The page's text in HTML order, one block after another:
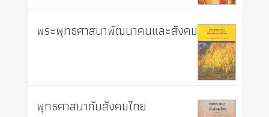
พระพุทธศาสนาพัฒนาคนและสังคม
พุทธศาสนากับสังคมไทย